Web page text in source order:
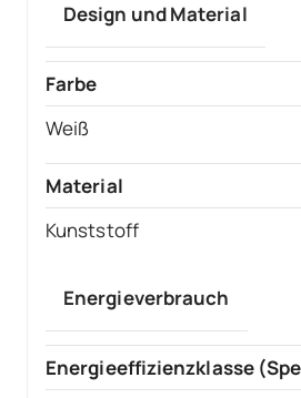
Design und Material
Farbe
Weiß
Material
Kunststoff
Energieverbrauch
Energieeffizienzklasse